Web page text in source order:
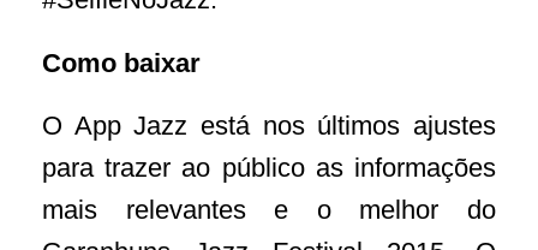
Como baixar
O App Jazz está nos ú ltimos ajustes
para trazer ao público as informações
mais relevantes e o melhor do